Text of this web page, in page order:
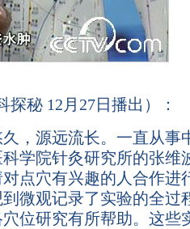
秘 12月27日播出）：
，源远流长。一直从事
学院针灸研究所的张维
点穴有兴趣的人合作进
微观记录了实验的全过
位研究有所帮助。这些